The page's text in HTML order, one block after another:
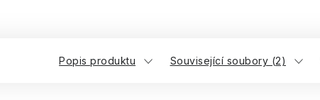
Popis produktu Související soubory (2)